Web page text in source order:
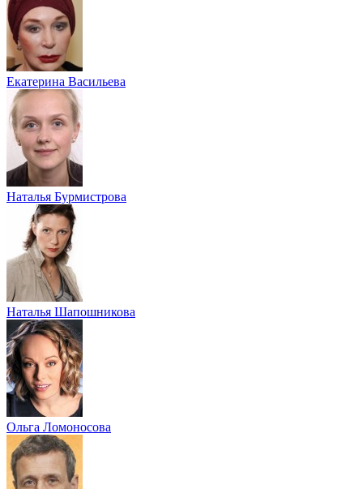
Екатерина Васильева
Наталья Бурмистрова
Наталья Шапошникова
Ольга Ломоносова